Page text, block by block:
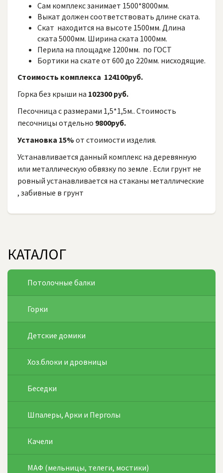
Сам комплекс занимает 1500*8000мм.
Выкат должен соответствовать длине ската.
Скат находится на высоте 1500мм. Длина
ската 5000мм. Ширина ската 1000мм.
Перила на площадке 1200мм. по ГОСТ
Бортики на скате от 600 до 220мм. нисходящие.
Стоимость комплекса 124100руб.
Горка без крыши на 102300 руб.
Песочница с размерами 1,5*1,5м.. Стоимость
песочницы отдельно 9800руб.
Установка 15% от стоимости изделия.
Устанавливается данный комплекс на деревянную
или металлическую обвязку по земле . Если грунт не
ровный устанавливается на стаканы металлические
, забивные в грунт
КАТАЛОГ
Потолочные балки
Горки
Детские домики
Хоз.блоки и дровницы
Беседки
Шпалеры, Арки и Перголы
Качели
МАФ (мельницы, телеги, мостики)